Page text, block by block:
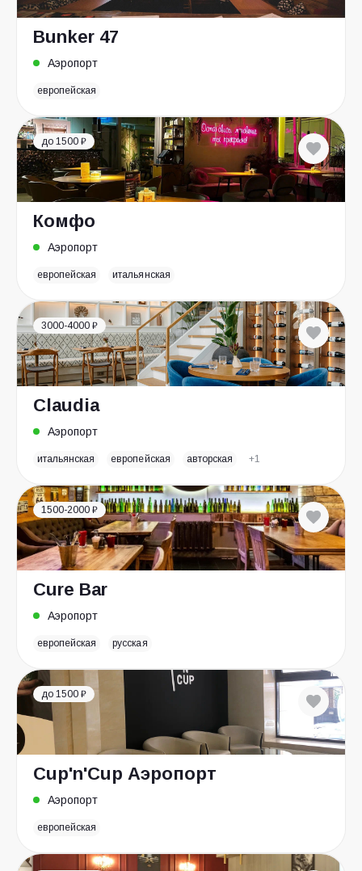
Bunker 47
Аэропорт
европейская
до 1500 ₽
Комфо
Аэропорт
европейская итальянская
3000-4000 ₽
Claudia
Аэропорт
итальянская европейская авторская +1
1500-2000 ₽
Cure Bar
Аэропорт
европейская русская
до 1500 ₽
Cup'n'Cup Аэропорт
Аэропорт
европейская